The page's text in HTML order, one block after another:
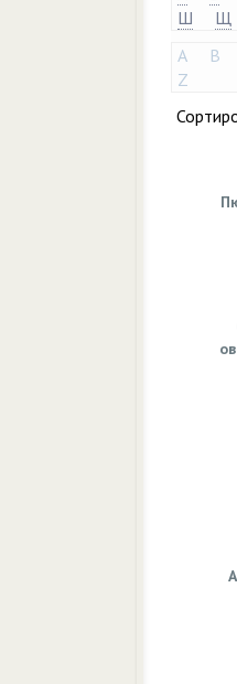
Ш
Щ
A
B
Z